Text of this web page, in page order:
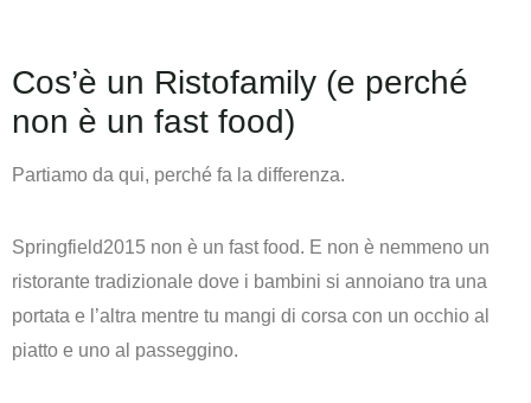
Cos’è un Ristofamily (e perché
non è un fast food)
Partiamo da qui, perché fa la differenza.
Springfield2015 non è un fast food. E non è nemmeno un
ristorante tradizionale dove i bambini si annoiano tra una
portata e l’altra mentre tu mangi di corsa con un occhio al
piatto e uno al passeggino.